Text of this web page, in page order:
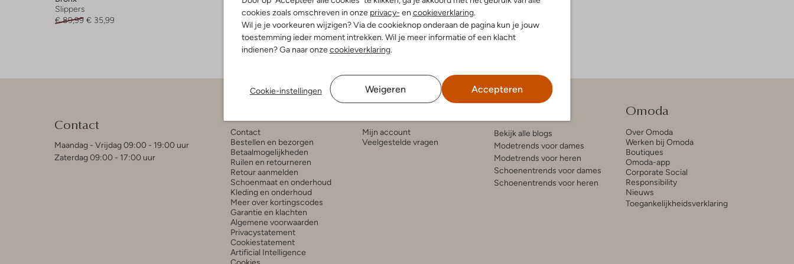
cookies zoals omschreven in onze privacy- en cookieverklaring.
Wil je je voorkeuren wijzigen? Via de cookieknop onderaan de pagina kun je jouw
toestemming ieder moment intrekken. Wil je meer informatie of een klacht
indienen? Ga naar onzecookieverklaring.
Cookie-instellingen Weigeren Accepteren
Slippers
€ 89,99 € 35,99
Slippers
€ 89,99
€ 44,99
Contact
Maandag - Vrijdag 09:00 - 19:00 uur
Zaterdag 09:00 - 17:00 uur
Contact
Bestellen en bezorgen
Betaalmogelijkheden
Ruilen en retourneren
Retour aanmelden
Schoenmaat en onderhoud
Kleding en onderhoud
Meer over kortingscodes
Garantie en klachten
Algemene voorwaarden
Privacystatement
Cookiestatement
Artificial Intelligence
Mijn account
Veelgestelde vragen
Bekijk alle blogs
Modetrends voor dames
Modetrends voor heren
Schoenentrends voor dames
Schoenentrends voor heren
Omoda
Over Omoda
Werken bij Omoda
Boutiques
Omoda-app
Corporate Social
Responsibility
Nieuws
Toegankelijkheidsverklaring